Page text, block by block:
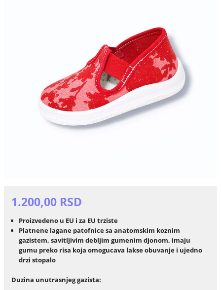
1.200,00 RSD
Proizvedeno u EU i za EU trziste
Platnene lagane patofnice sa anatomskim koznim
gazistem, savitljivim debljim gumenim djonom, imaju
gumu preko risa koja omogucava lakse obuvanje i ujedno
drzi stopalo
Duzina unutrasnjeg gazista: